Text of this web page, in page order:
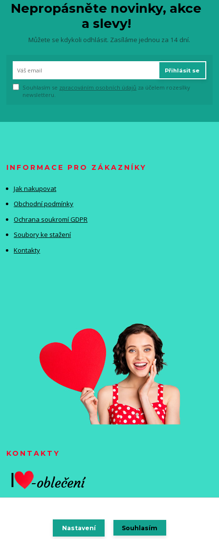
Nepropásněte novinky, akce
a slevy!
Můžete se kdykoli odhlásit. Zasíláme jednou za 14 dní.
Přihlásit se
Souhlasím se zpracováním osobních údajů za účelem rozesílky
newsletteru.
INFORMACE PRO ZÁKAZNÍKY
Jak nakupovat
Obchodní podmínky
Ochrana soukromí GDPR
Soubory ke stažení
Kontakty
KONTAKTY
Nastavení Souhlasím